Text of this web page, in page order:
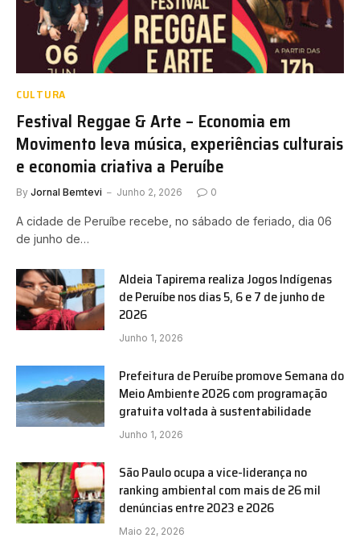
CULTURA
Festival Reggae & Arte – Economia em
Movimento leva música, experiências culturais
e economia criativa a Peruíbe
By Jornal Bemtevi Junho 2, 2026 0
A cidade de Peruíbe recebe, no sábado de feriado, dia 06
de junho de…
Aldeia Tapirema realiza Jogos Indígenas
de Peruíbe nos dias 5, 6 e 7 de junho de
2026
Junho 1, 2026
Prefeitura de Peruíbe promove Semana do
Meio Ambiente 2026 com programação
gratuita voltada à sustentabilidade
Junho 1, 2026
São Paulo ocupa a vice-liderança no
ranking ambiental com mais de 26 mil
denúncias entre 2023 e 2026
Maio 22, 2026